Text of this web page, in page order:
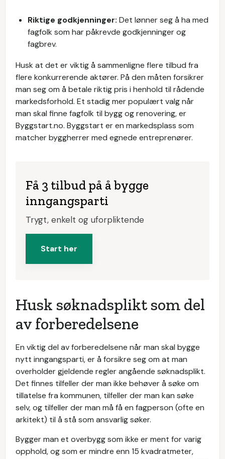
Riktige godkjenninger: Det lønner seg å ha med
fagfolk som har påkrevde godkjenninger og
fagbrev.
Husk at det er viktig å sammenligne flere tilbud fra
flere konkurrerende aktører. På den måten forsikrer
man seg om å betale riktig pris i henhold til rådende
markedsforhold. Et stadig mer populært valg når
man skal finne fagfolk til bygg og renovering, er
Byggstart.no. Byggstart er en markedsplass som
matcher byggherrer med egnede entreprenører.
Få 3 tilbud på å bygge
inngangsparti
Trygt, enkelt og uforpliktende
Start her
Husk søknadsplikt som del
av forberedelsene
En viktig del av forberedelsene når man skal bygge
nytt inngangsparti, er å forsikre seg om at man
overholder gjeldende regler angående søknadsplikt.
Det finnes tilfeller der man ikke behøver å søke om
tillatelse fra kommunen, tilfeller der man kan søke
selv, og tilfeller der man må få en fagperson (ofte en
arkitekt) til å stå som ansvarlig søker.
Bygger man et overbygg som ikke er ment for varig
opphold, og som er mindre enn 15 kvadratmeter,